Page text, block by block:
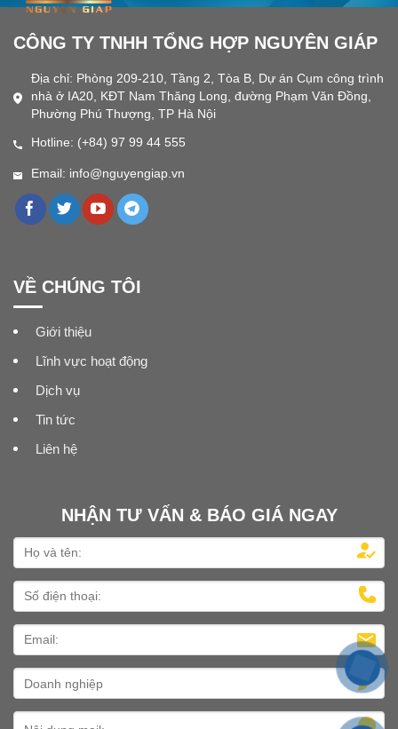
CÔNG TY TNHH TỔNG HỢP NGUYÊN GIÁP
Địa chỉ: Phòng 209-210, Tầng 2, Tòa B, Dự án Cụm công trình
nhà ở IA20, KĐT Nam Thăng Long, đường Phạm Văn Đồng,
Phường Phú Thượng, TP Hà Nội
Hotline: (+84) 97 99 44 555
Email: info@nguyengiap.vn
VỀ CHÚNG TÔI
Giới thiệu
Lĩnh vực hoạt động
Dịch vụ
Tin tức
Liên hệ
NHẬN TƯ VẤN & BÁO GIÁ NGAY